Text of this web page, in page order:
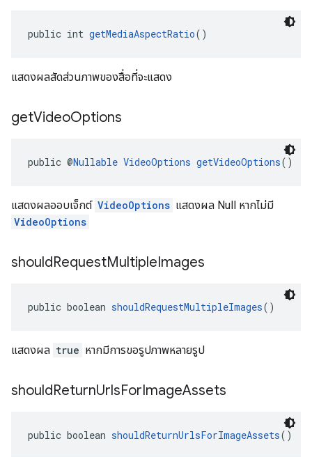
public int getMediaAspectRatio()
แสดงผลสัดส่วนภาพของสื่อที่จะแสดง
getVideoOptions
public @Nullable VideoOptions getVideoOptions()
แสดงผลออบเจ็กต์ VideoOptions แสดงผล Null หากไม่มี
VideoOptions
shouldRequestMultipleImages
public boolean shouldRequestMultipleImages()
แสดงผล true หากมีการขอรูปภาพหลายรูป
shouldReturnUrlsForImageAssets
public boolean shouldReturnUrlsForImageAssets()